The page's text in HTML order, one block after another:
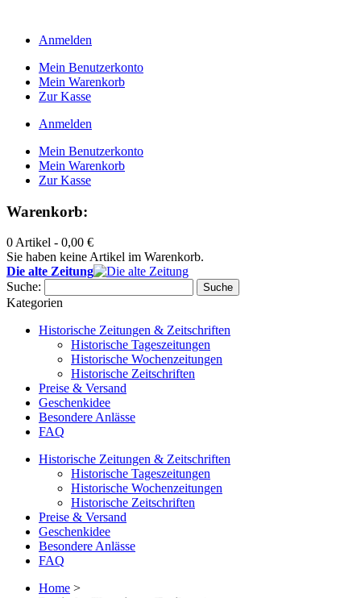
Anmelden
Mein Benutzerkonto
Mein Warenkorb
Zur Kasse
Anmelden
Mein Benutzerkonto
Mein Warenkorb
Zur Kasse
Warenkorb:
0 Artikel - 0,00 €
Sie haben keine Artikel im Warenkorb.
Die alte Zeitung
Suche:
Suche
Kategorien
Historische Zeitungen & Zeitschriften
Historische Tageszeitungen
Historische Wochenzeitungen
Historische Zeitschriften
Preise & Versand
Geschenkidee
Besondere Anlässe
FAQ
Historische Zeitungen & Zeitschriften
Historische Tageszeitungen
Historische Wochenzeitungen
Historische Zeitschriften
Preise & Versand
Geschenkidee
Besondere Anlässe
FAQ
Home >